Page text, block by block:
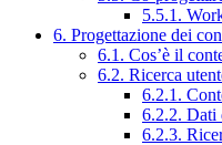
5.5.1.
6. Progettazione dei
6.1. Cos’è il
6.2. Ricerca
6.2.1.
6.2.2. Dati
6.2.3.